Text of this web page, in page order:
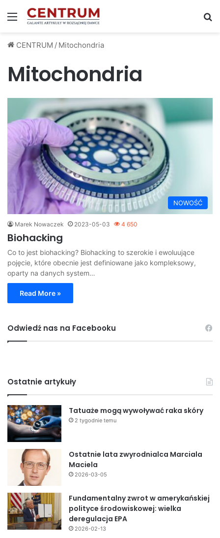
Menu
CENTRUM / Mitochondria
Mitochondria
NOWOŚĆ
Marek Nowaczek 2023-05-03 4 650
Biohacking
Co to jest biohacking? Biohacking to szerokie i ewoluujące
pojęcie, które obecnie jest definiowane jako kompleksowy,
oparty na danych system…
Read More »
Odwiedź nas na Facebooku
Ostatnie artykuły
Tatuaże mogą wywoływać raka skóry
2 tygodnie temu
Ostatnie lata zwyrodnialca Marciala
Maciela
2026-03-05
Fundamentalny zwrot w amerykańskiej
polityce środowiskowej: wielka
deregulacja EPA
2026-02-13